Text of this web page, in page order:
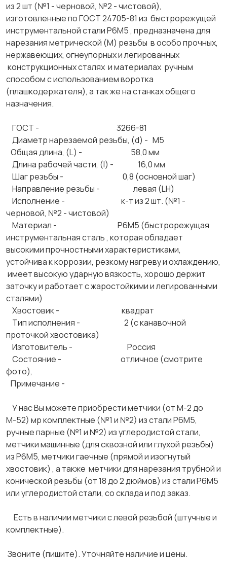
из 2 шт (№1 - черновой, №2 - чистовой),
изготовленные по ГОСТ 24705-81 из быстрорежущей
инструментальной стали Р6М5 , предназначена для
нарезания метрической (М) резьбы в особо прочных,
нержавеющих, огнеупорных и легированных
конструкционных сталях и материалах ручным
способом с использованием воротка
(плашкодержателя), а так же на станках общего
назначения.
ГОСТ - 3266-81
Диаметр нарезаемой резьбы, (d) - М5
Общая длина, (L) - 58,0 мм
Длина рабочей части, (l) - 16,0 мм
Шаг резьбы - 0,8 (основной шаг)
Направление резьбы - левая (LH)
Исполнение - к-т из 2 шт. (№1 -
черновой, №2 - чистовой)
Материал - Р6М5 (быстрорежущая
инструментальная сталь , которая обладает
высокими прочностными характеристиками,
устойчива к коррозии, резкому нагреву и охлаждению,
имеет высокую ударную вязкость, хорошо держит
заточку и работает с жаростойкими и легированными
сталями)
Хвостовик - квадрат
Тип исполнения - 2 (с канавочной
проточкой хвостовика)
Изготовитель - Россия
Состояние - отличное (смотрите
фото),
Примечание -
У нас Вы можете приобрести метчики (от М-2 до
М-52) мр комплектные (№1 и №2) из стали Р6М5,
ручные парные (№1 и №2) из углеродистой стали,
метчики машинные (для сквозной или глухой резьбы)
из Р6М5, метчики гаечные (прямой и изогнутый
хвостовик) , а также метчики для нарезания трубной и
конической резьбы (от 18 до 2 дюймов) из стали Р6М5
или углеродистой стали, со склада и под заказ.
Есть в наличии метчики с левой резьбой (штучные и
комплектные).
Звоните (пишите). Уточняйте наличие и цены.